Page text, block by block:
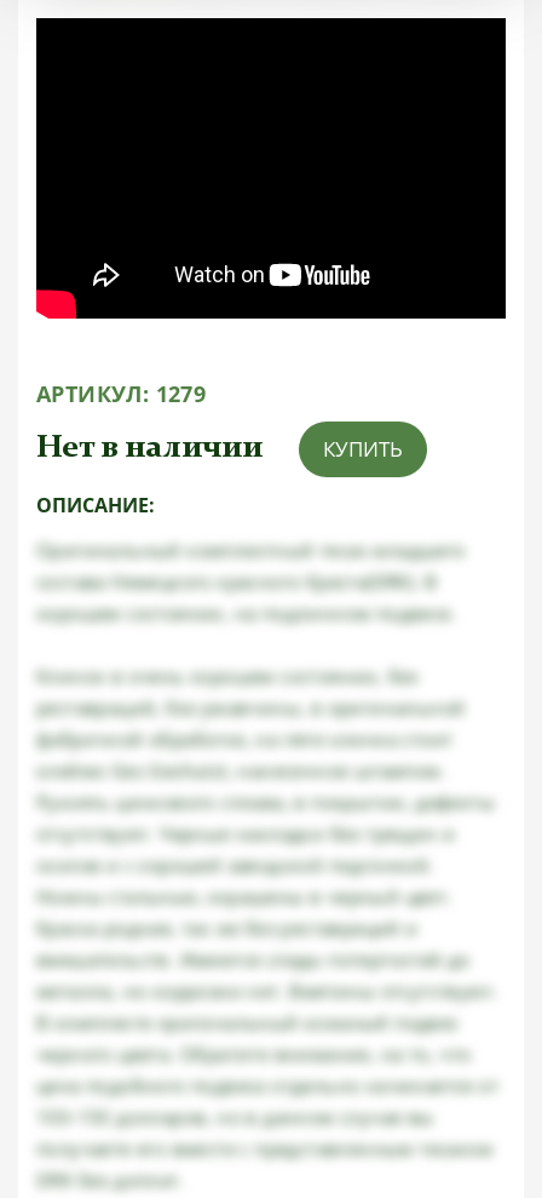
АРТИКУЛ: 1279
Нет в наличии КУПИТЬ
ОПИСАНИЕ:
Оригинальный комплектный тесак младшего
состава Немецкого красного Креста(DRK). В
хорошем состоянии, на подлинном подвесе.
Клинок в очень хорошем состоянии, без
реставраций, без ржавчины, в оригинальной
фабричной обработке, на пяте клинка стоит
клеймо Ges Geshutzt, нанесенное штампом.
Рукоять цинкового сплава, в покрытии, дефекты
отсутствуют. Черные накладки без трещин и
сколов и с хорошей заводской подгонкой.
Ножны стальные, окрашены в черный цвет.
Краска родная, так же без реставраций и
вмешательств. Имеются следы потертостей до
металла, но коррозии нет. Вмятины отсутствуют.
В комплекте оригинальный кожаный подвес
черного цвета. Обратите внимание, на то, что
цена подобного подвеса отдельно начинается от
100-150 долларов, но в данном случае вы
получаете его вместе с представленным тесаком
DRK без доплат.